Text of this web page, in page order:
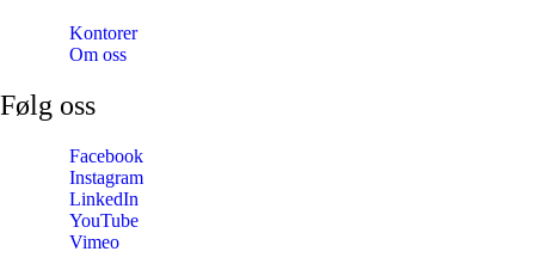
Kontorer
Om oss
Følg oss
Facebook
Instagram
LinkedIn
YouTube
Vimeo